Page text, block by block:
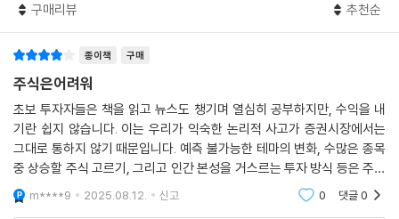
자에게는 생존과 성장의 기준을 제시한다.
“단타는 감각이 아니다. 생존의 기술이다.”
그 생존의 핵심이 이 책에 담겨 있다.
구매리뷰 추천순
종이책 구매
주식은어려워
초보 투자자들은 책을 읽고 뉴스도 챙기며 열심히 공부하지만, 수익을 내
기란 쉽지 않습니다. 이는 우리가 익숙한 논리적 사고가 증권시장에서는
그대로 통하지 않기 때문입니다. 예측 불가능한 테마의 변화, 수많은 종목
중 상승할 주식 고르기, 그리고 인간 본성을 거스르는 투자 방식 등은 주식
을 더욱 어렵게 만듭니다.결국 주식은 단순한 숫자 싸움이 아니라, 심리와
인내의 싸움입
m****9 2025.08.12. 신고 0 댓글0